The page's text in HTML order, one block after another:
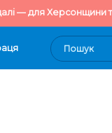
— для Херсонщини та